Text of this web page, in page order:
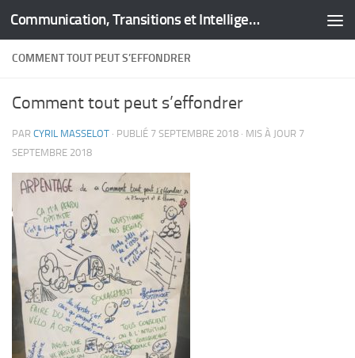
Skip to content Communication, Transitions et Intelligence Territoriale
COMMENT TOUT PEUT S’EFFONDRER
Comment tout peut s’effondrer
PAR CYRIL MASSELOT · PUBLIÉ 7 SEPTEMBRE 2018 · MIS À JOUR 7
SEPTEMBRE 2018